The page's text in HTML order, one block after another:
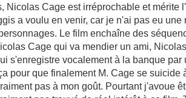
Nicolas Cage est irréprochable et mérite
a voulu en venir, car je n'ai pas eu
Le film enchaîne des
Cage qui va mendier un ami,
s'enregistre vocalement à la banque
pour que finalement M. Cage se
pas à mon goût. Pourtant j'avoue